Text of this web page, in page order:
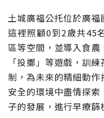
土城廣福公托位於廣福
這裡照顧0到2歲共45
區等空間，並導入食
「投擲」等遊戲，訓
制，為未來的精細動
安全的環境中盡情探
子的發展，進行早療篩